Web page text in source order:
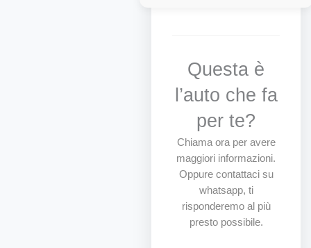
Questa è
l’auto che fa
per te?
Chiama ora per avere
maggiori informazioni.
Oppure contattaci su
whatsapp, ti
risponderemo al più
presto possibile.